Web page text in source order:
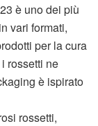
è uno dei più
in vari formati,
per la cura
rossetti ne
è ispirato
rossetti,